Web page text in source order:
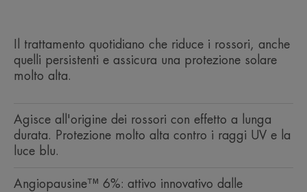
Il trattamento quotidiano che riduce i rossori, anche
quelli persistenti e assicura una protezione solare
molto alta.
Agisce all'origine dei rossori con effetto a lunga
durata. Protezione molto alta contro i raggi UV e la
luce blu.
Angiopausine™ 6%: attivo innovativo dalle